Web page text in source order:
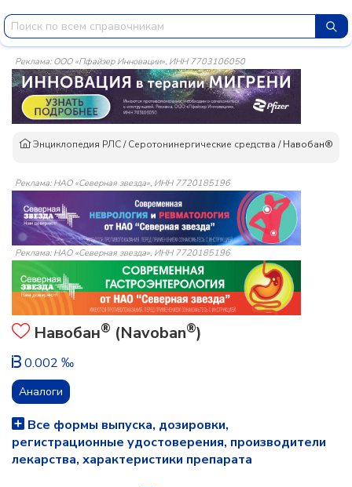
Реклама: ООО «Пфайзер Инновации», ИНН 7703106050
Энциклопедия РЛС/Серотонинергические средства /Навобан®
Реклама: НАО «Северная звезда», ИНН 7720185196
Реклама: НАО «Северная звезда», ИНН 7720185196
Навобан® (Navoban®)
0.002 ‰
Аналоги
Все формы выпуска, дозировки,
регистрационные удостоверения, производители
лекарства, характеристики препарата